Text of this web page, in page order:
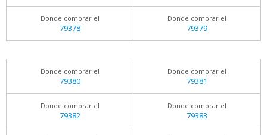
Donde comprar el
79378
Donde comprar el
79379
Donde comprar el
79380
Donde comprar el
79381
Donde comprar el
79382
Donde comprar el
79383